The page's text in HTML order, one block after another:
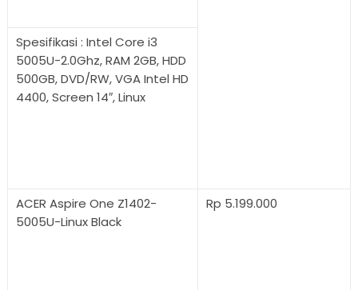
Spesifikasi : Intel Core i3
5005U-2.0Ghz, RAM 2GB, HDD
500GB, DVD/RW, VGA Intel HD
4400, Screen 14″, Linux
ACER Aspire One Z1402-
5005U-Linux Black
Rp 5.199.000